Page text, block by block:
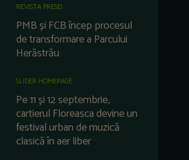
REVISTA PRESEI
PMB și FCB încep procesul
de transformare a Parcului
Herăstrău
SLIDER HOMEPAGE
Pe 11 și 12 septembrie,
cartierul Floreasca devine un
festival urban de muzică
clasică în aer liber